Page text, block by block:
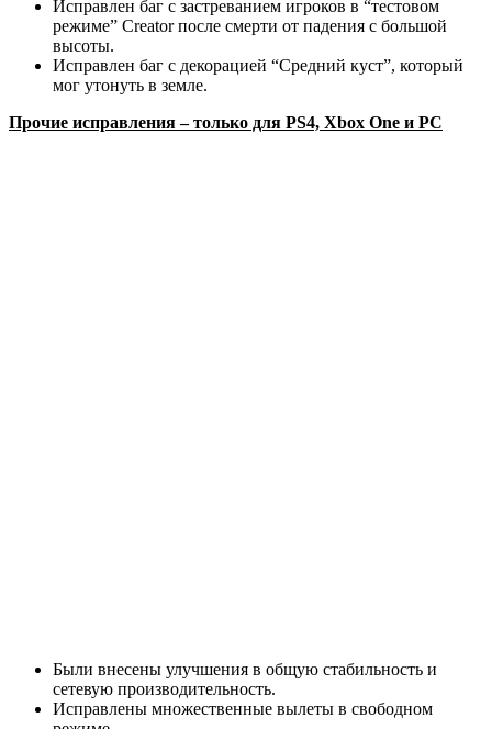
Исправлен баг с застреванием игроков в “тестовом
режиме” Creator после смерти от падения с большой
высоты.
Исправлен баг с декорацией “Средний куст”, который
мог утонуть в земле.
Прочие исправления – только для PS4, Xbox One и PC
Были внесены улучшения в общую стабильность и
сетевую производительность.
Исправлены множественные вылеты в свободном